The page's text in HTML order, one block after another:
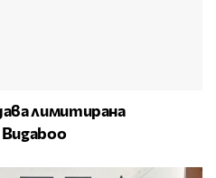
лимитирана
Bugaboo